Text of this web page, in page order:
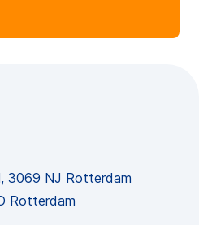
3069 NJ Rotterdam
Rotterdam